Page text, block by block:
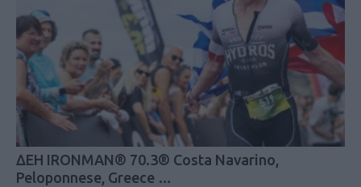
ΔΕΗ IRONMAN® 70.3® Costa Navarino,
Peloponnese, Greece …